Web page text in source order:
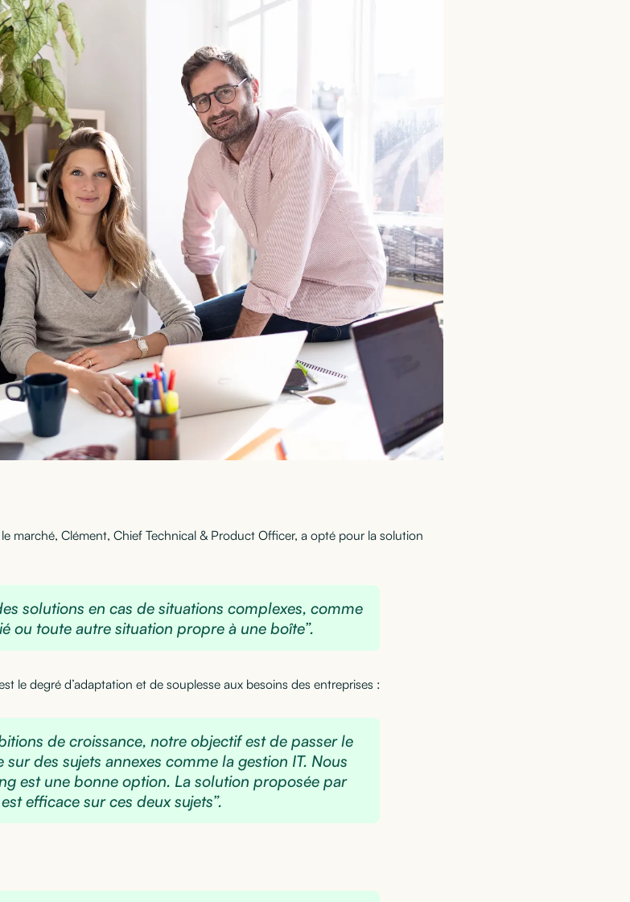
marché, Clément, Chief Technical & Product Officer, a opté pour la solution
solutions en cas de situations complexes, comme
ou toute autre situation propre à une boîte”.
le degré d’adaptation et de souplesse aux besoins des entreprises :
de croissance, notre objectif est de passer le
des sujets annexes comme la gestion IT. Nous
est une bonne option. La solution proposée par
efficace sur ces deux sujets”.